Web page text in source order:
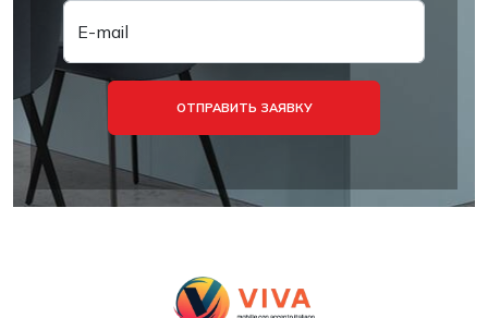
E-mail
ОТПРАВИТЬ ЗАЯВКУ